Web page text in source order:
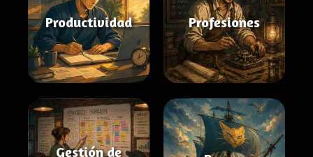
Productividad Profesiones
Gestión de